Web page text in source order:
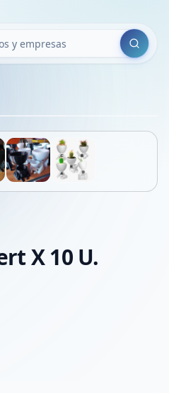
Buscar
X 10 U.